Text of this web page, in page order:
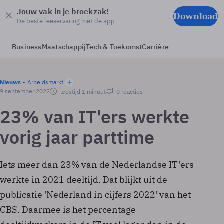
Jouw vak in je broekzak!
De beste leeservaring met de app Download
BusinessMaatschappijTech & ToekomstCarrière
Nieuws
Arbeidsmarkt
9 september 2022
leestijd 1 minuut 0 reacties
23% van IT'ers werkte
vorig jaar parttime
Iets meer dan 23% van de Nederlandse IT'ers
werkte in 2021 deeltijd. Dat blijkt uit de
publicatie 'Nederland in cijfers 2022' van het
CBS. Daarmee is het percentage